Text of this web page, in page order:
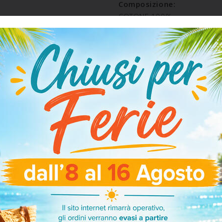
Composizione:
COTONE 100%
SPEDIZIONE E RESO
ARTICOLI CORRELATI
-30%